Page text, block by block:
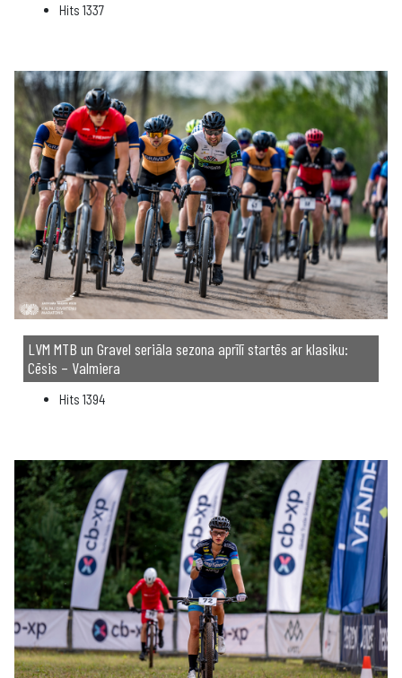
Hits 1337
LVM MTB un Gravel seriāla sezona aprīlī startēs ar klasiku:
Cēsis – Valmiera
Hits 1394